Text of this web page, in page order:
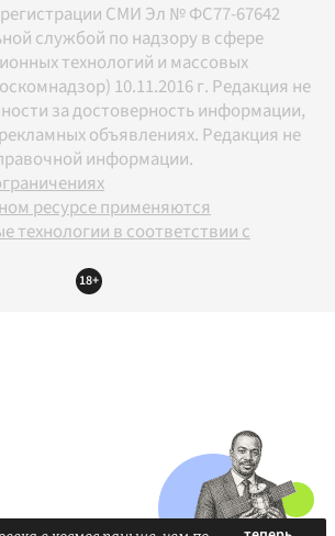
СМИ Эл № ФС77-67642
службой по надзору в сфере
технологий и массовых
10.11.2016 г. Редакция не
за достоверность информации,
объявлениях. Редакция не
информации.
ресурсе применяются
технологии в соответствии с
18+